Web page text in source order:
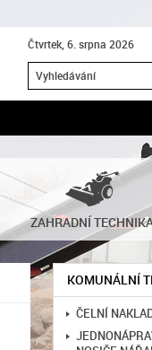
Čtvrtek, 6. srpna 2026
ZAHRADNÍ
KOMUNÁLNÍ
ČELNÍ